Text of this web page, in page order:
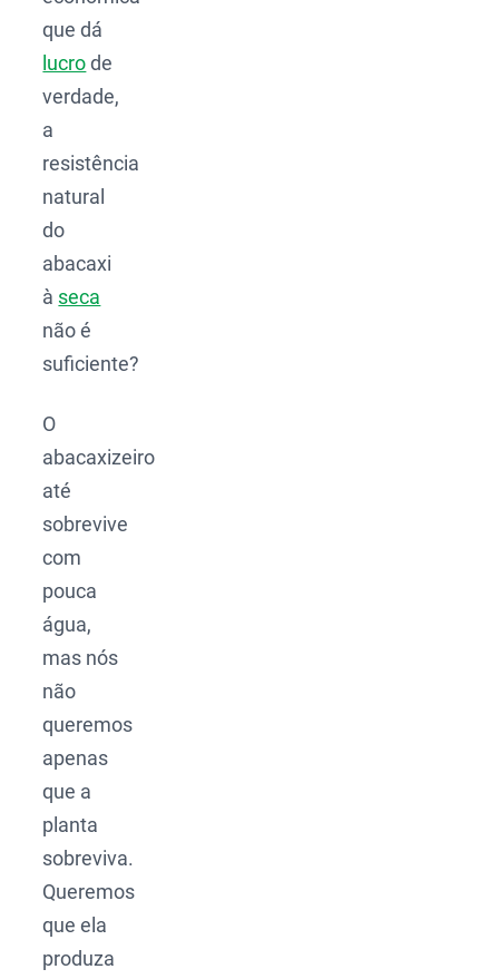
que dá
lucrode
verdade,
a
resistência
natural
do
abacaxi
à seca
não é
suficiente?
O
abacaxizeiro
até
sobrevive
com
pouca
água,
mas nós
não
queremos
apenas
que a
planta
sobreviva.
Queremos
que ela
produza